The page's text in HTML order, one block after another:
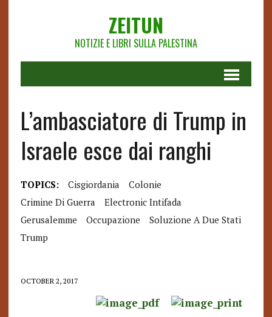
ZEITUN
NOTIZIE E LIBRI SULLA PALESTINA
L’ambasciatore di Trump in
Israele esce dai ranghi
TOPICS: Cisgiordania
Colonie
Crimine Di Guerra
Electronic Intifada
Gerusalemme
Occupazione
Soluzione A Due Stati
Trump
OCTOBER 2, 2017